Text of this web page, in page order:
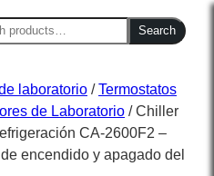
Search
laboratorio /Termostatos
de Laboratorio / Chiller
CA-2600F2 –
encendido y apagado del